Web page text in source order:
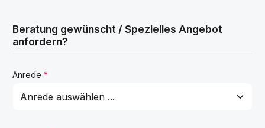
Beratung gewünscht / Spezielles Angebot
anfordern?
Anrede *